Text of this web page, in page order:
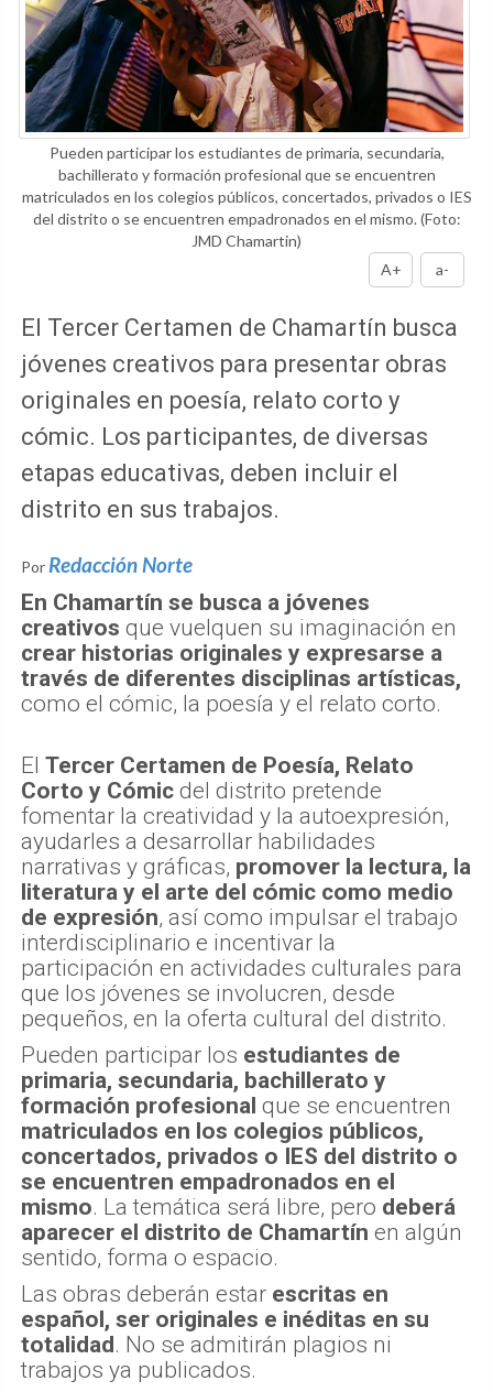
Pueden participar los estudiantes de primaria, secundaria,
bachillerato y formación profesional que se encuentren
matriculados en los colegios públicos, concertados, privados o IES
del distrito o se encuentren empadronados en el mismo.(Foto:
JMD Chamartin)
A+
a-
El Tercer Certamen de Chamartín busca
jóvenes creativos para presentar obras
originales en poesía, relato corto y
cómic. Los participantes, de diversas
etapas educativas, deben incluir el
distrito en sus trabajos.
Por Redacción Norte
En Chamartín se busca a jóvenes
creativos que vuelquen su imaginación en
crear historias originales y expresarse a
través de diferentes disciplinas artísticas,
como el cómic, la poesía y el relato corto.
El Tercer Certamen de Poesía, Relato
Corto y Cómic del distrito pretende
fomentar la creatividad y la autoexpresión,
ayudarles a desarrollar habilidades
narrativas y gráficas, promover la lectura, la
literatura y el arte del cómic como medio
de expresión, así como impulsar el trabajo
interdisciplinario e incentivar la
participación en actividades culturales para
que los jóvenes se involucren, desde
pequeños, en la oferta cultural del distrito.
Pueden participar los estudiantes de
primaria, secundaria, bachillerato y
formación profesional que se encuentren
matriculados en los colegios públicos,
concertados, privados o IES del distrito o
se encuentren empadronados en el
mismo. La temática será libre, pero deberá
aparecer el distrito de Chamartín en algún
sentido, forma o espacio.
Las obras deberán estar escritas en
español, ser originales e inéditas en su
totalidad. No se admitirán plagios ni
trabajos ya publicados.